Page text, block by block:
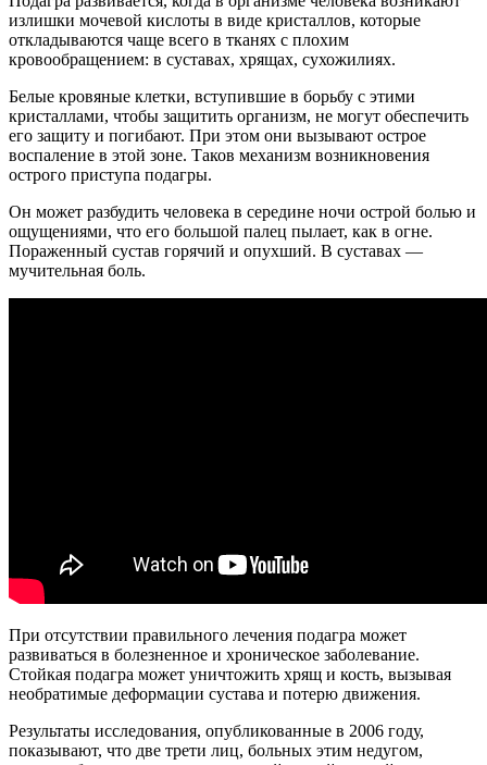
излишки мочевой кислоты в виде кристаллов, которые
откладываются чаще всего в тканях с плохим
кровообращением: в суставах, хрящах, сухожилиях.
Белые кровяные клетки, вступившие в борьбу с этими
кристаллами, чтобы защитить организм, не могут обеспечить
его защиту и погибают. При этом они вызывают острое
воспаление в этой зоне. Таков механизм возникновения
острого приступа подагры.
Он может разбудить человека в середине ночи острой болью и
ощущениями, что его большой палец пылает, как в огне.
Пораженный сустав горячий и опухший. В суставах —
мучительная боль.
При отсутствии правильного лечения подагра может
развиваться в болезненное и хроническое заболевание.
Стойкая подагра может уничтожить хрящ и кость, вызывая
необратимые деформации сустава и потерю движения.
Результаты исследования, опубликованные в 2006 году,
показывают, что две трети лиц, больных этим недугом,